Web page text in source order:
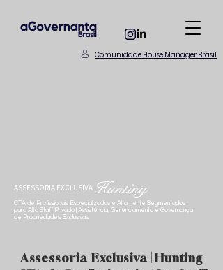
Comunidade House Manager Brasil
ASSESSORIA EXCLUSIVA |
CTA de Profissionais Especializados e Altamente Segmentados
para Alto Staff Privado | Assistência, Gerenciamento e Governança
de Propriedades Exclusivas
Hunting
Assessoria Exclusiva | Hunting